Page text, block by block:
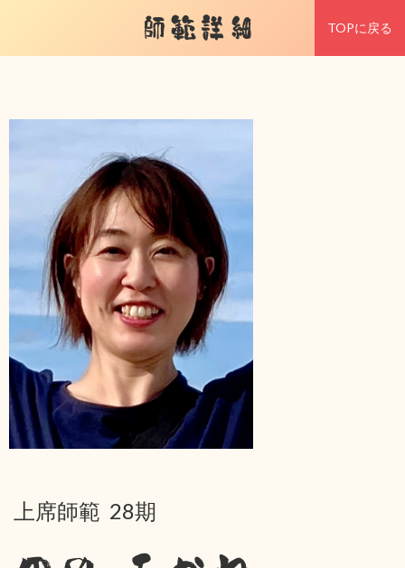
師範詳細 TOPに戻る
上席師範 28期